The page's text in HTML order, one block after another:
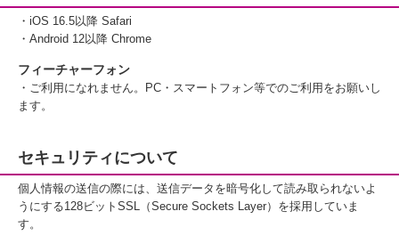
・iOS 16.5以降 Safari
・Android 12以降 Chrome
フィーチャーフォン
・ご利用になれません。PC・スマートフォン等でのご利用をお願いし
ます。
セキュリティについて
個人情報の送信の際には、送信データを暗号化して読み取られないよ
うにする128ビットSSL（Secure Sockets Layer）を採用していま
す。